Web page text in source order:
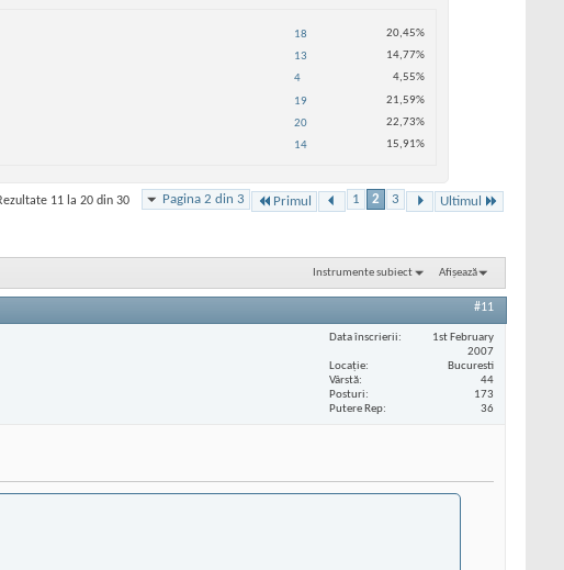
18 20,45%
13 14,77%
4 4,55%
19 21,59%
20 22,73%
14 15,91%
Pagina 2 din 3 Primul 1 2 3 Ultimul
11 la 20 din 30
Instrumente subiect Afișează
#11
Data înscrierii
1st February
2007
Locaţie
Bucuresti
Vârstă
44
Posturi
173
Putere Rep
36